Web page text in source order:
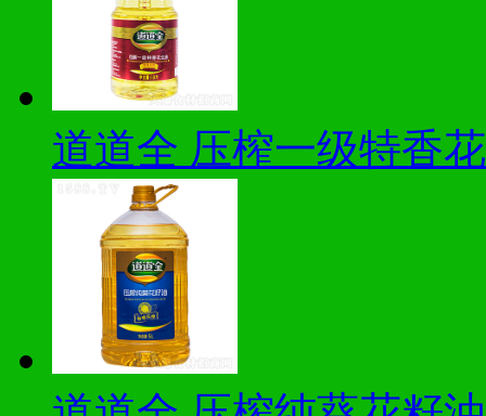
道道全 压榨一级特香花